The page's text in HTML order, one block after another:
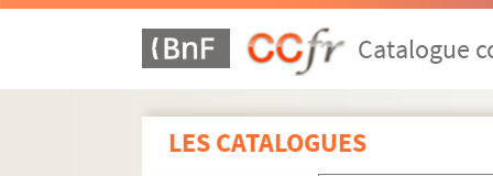
Catalogue
LES CATALOGUES